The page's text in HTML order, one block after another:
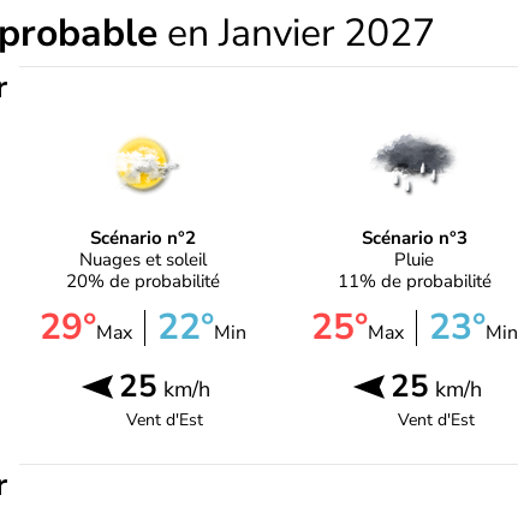
en Janvier 2027
Scénario n°2
Nuages et soleil
20% de probabilité
29°Max 22°Min
25 km/h
Vent d'Est
Scénario n°3
Pluie
11% de probabilité
25°Max 23°Min
25 km/h
Vent d'Est